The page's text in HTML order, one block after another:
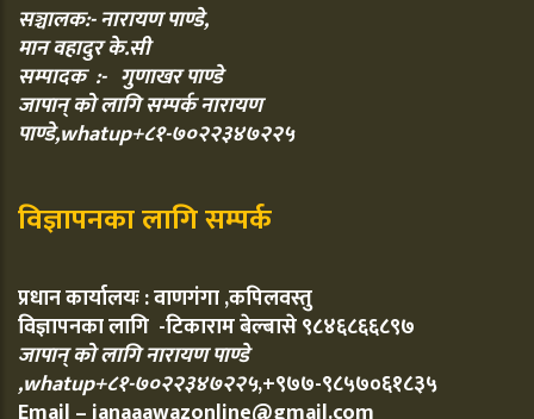
सञ्चालक:- नारायण पाण्डे,
मान वहादुर के.सी
सम्पादक :- गुणाखर पाण्डे
जापान् को लागि सम्पर्क नारायण
पाण्डे,whatup+८१-७०२२३४७२२५
विज्ञापनका लागि सम्पर्क
प्रधान कार्यालयः : वाणगंगा ,कपिलवस्तु
विज्ञापनका लागि -टिकाराम बेल्बासे ९८४६८६६८९७
जापान् को लागि नारायण पाण्डे
,whatup+८१-७०२२३४७२२५,+९७७-९८५७०६१८३५